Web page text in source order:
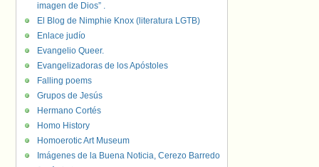
imagen de Dios” .
El Blog de Nimphie Knox (literatura LGTB)
Enlace judío
Evangelio Queer.
Evangelizadoras de los Apóstoles
Falling poems
Grupos de Jesús
Hermano Cortés
Homo History
Homoerotic Art Museum
Imágenes de la Buena Noticia, Cerezo Barredo